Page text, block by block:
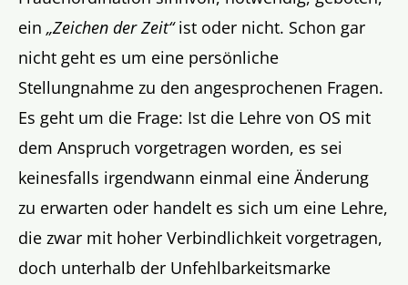
ein „Zeichen der Zeit“ist oder nicht. Schon gar
nicht geht es um eine persönliche
Stellungnahme zu den angesprochenen Fragen.
Es geht um die Frage: Ist die Lehre von OS mit
dem Anspruch vorgetragen worden, es sei
keinesfalls irgendwann einmal eine Änderung
zu erwarten oder handelt es sich um eine Lehre,
die zwar mit hoher Verbindlichkeit vorgetragen,
doch unterhalb der Unfehlbarkeitsmarke